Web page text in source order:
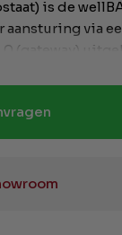
is de
via
(gateway)